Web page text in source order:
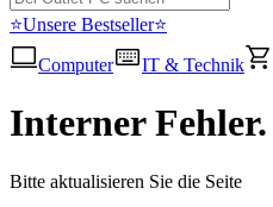
⭐Unsere Bestseller⭐
Computer
IT & Technik
Interner Fehler.
Bitte aktualisieren Sie die Seite